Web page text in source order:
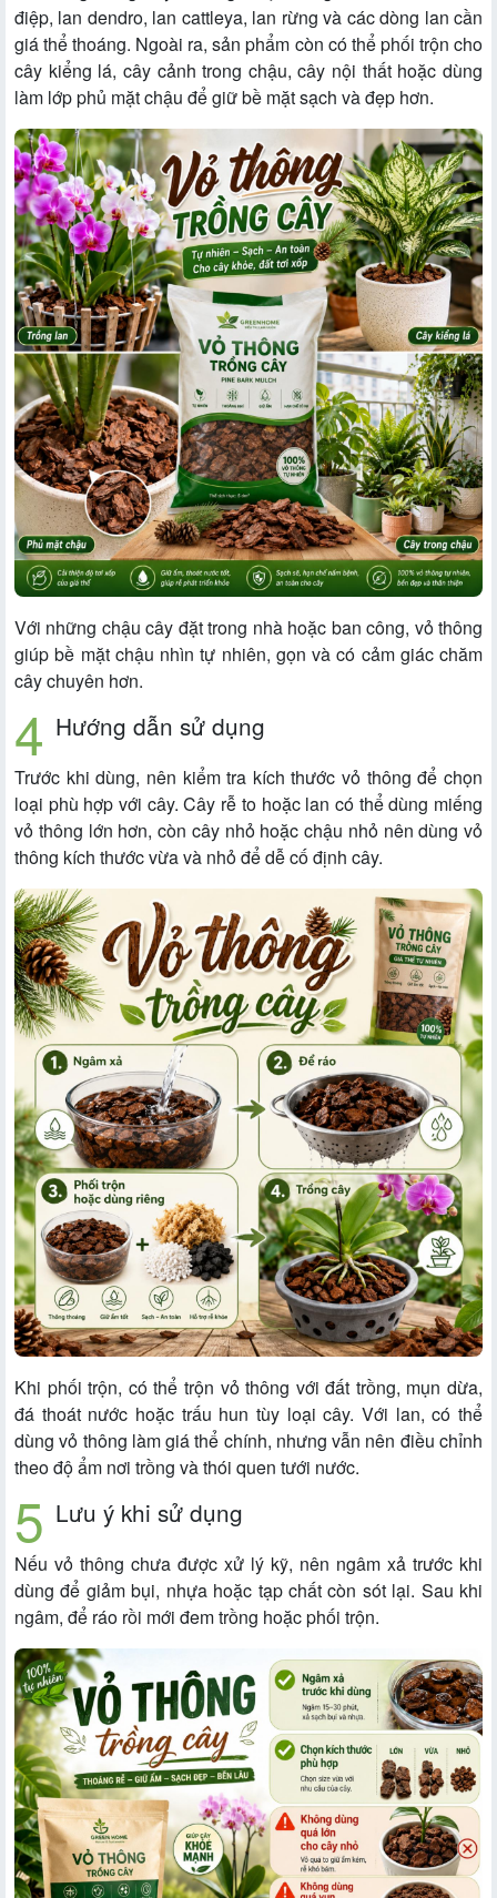
điệp, lan dendro, lan cattleya, lan rừng và các dòng lan cần
giá thể thoáng. Ngoài ra, sản phẩm còn có thể phối trộn cho
cây kiểng lá, cây cảnh trong chậu, cây nội thất hoặc dùng
làm lớp phủ mặt chậu để giữ bề mặt sạch và đẹp hơn.
Với những chậu cây đặt trong nhà hoặc ban công, vỏ thông
giúp bề mặt chậu nhìn tự nhiên, gọn và có cảm giác chăm
cây chuyên hơn.
Hướng dẫn sử dụng
Trước khi dùng, nên kiểm tra kích thước vỏ thông để chọn
loại phù hợp với cây. Cây rễ to hoặc lan có thể dùng miếng
vỏ thông lớn hơn, còn cây nhỏ hoặc chậu nhỏ nên dùng vỏ
thông kích thước vừa và nhỏ để dễ cố định cây.
Khi phối trộn, có thể trộn vỏ thông với đất trồng, mụn dừa,
đá thoát nước hoặc trấu hun tùy loại cây. Với lan, có thể
dùng vỏ thông làm giá thể chính, nhưng vẫn nên điều chỉnh
theo độ ẩm nơi trồng và thói quen tưới nước.
Lưu ý khi sử dụng
Nếu vỏ thông chưa được xử lý kỹ, nên ngâm xả trước khi
dùng để giảm bụi, nhựa hoặc tạp chất còn sót lại. Sau khi
ngâm, để ráo rồi mới đem trồng hoặc phối trộn.